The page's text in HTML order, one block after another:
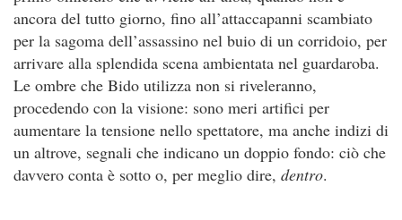
ancora del tutto giorno, fino all’attaccapanni scambiato
per la sagoma dell’assassino nel buio di un corridoio, per
arrivare alla splendida scena ambientata nel guardaroba.
Le ombre che Bido utilizza non si riveleranno,
procedendo con la visione: sono meri artifici per
aumentare la tensione nello spettatore, ma anche indizi di
un altrove, segnali che indicano un doppio fondo: ciò che
davvero conta è sotto o, per meglio dire, dentro.